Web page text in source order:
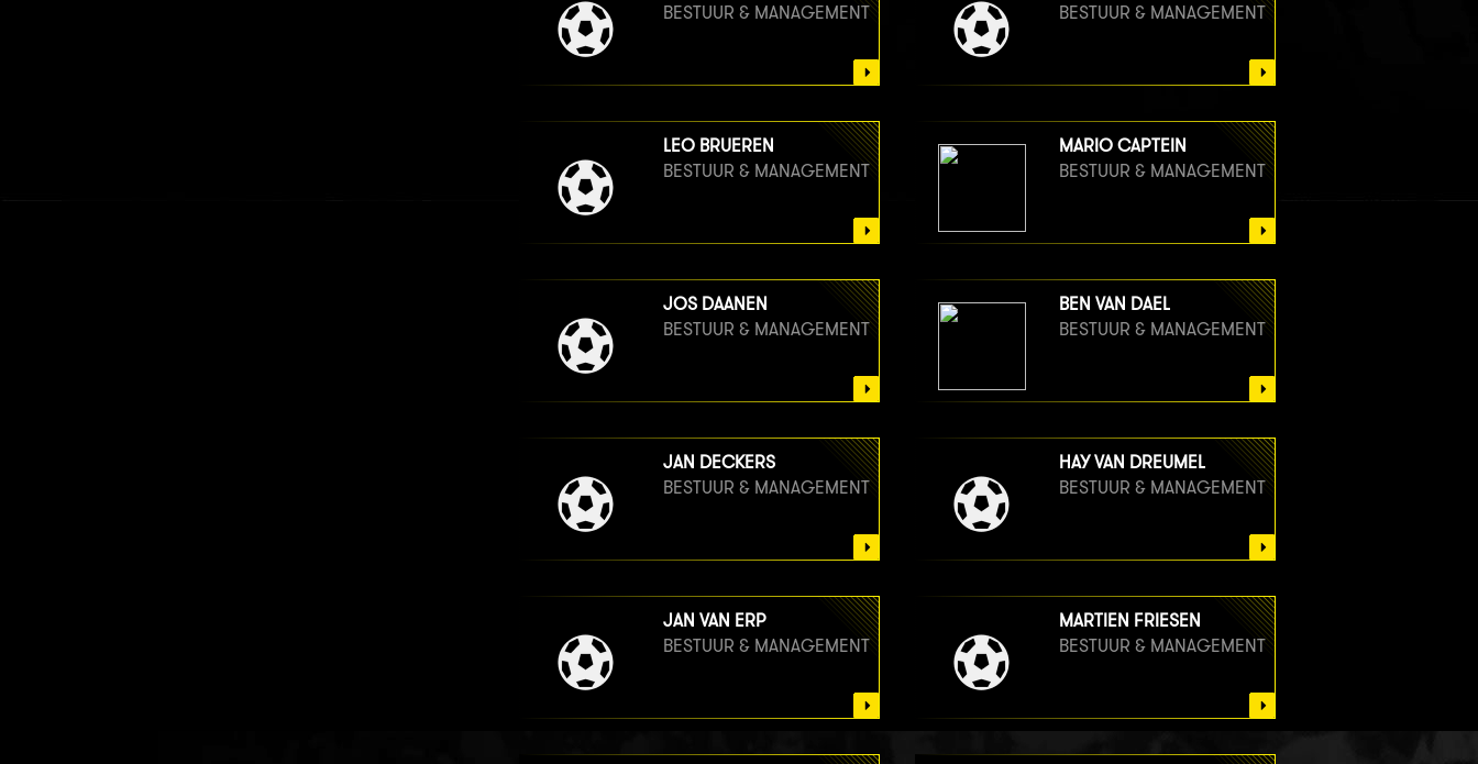
BESTUUR & MANAGEMENT
BESTUUR & MANAGEMENT
LEO BRUEREN
BESTUUR & MANAGEMENT
MARIO CAPTEIN
BESTUUR & MANAGEMENT
JOS DAANEN
BESTUUR & MANAGEMENT
BEN VAN DAEL
BESTUUR & MANAGEMENT
JAN DECKERS
BESTUUR & MANAGEMENT
HAY VAN DREUMEL
BESTUUR & MANAGEMENT
JAN VAN ERP
BESTUUR & MANAGEMENT
MARTIEN FRIESEN
BESTUUR & MANAGEMENT